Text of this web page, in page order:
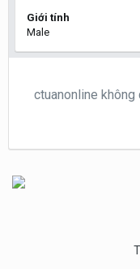
Giới tính
Male
ctuanonline